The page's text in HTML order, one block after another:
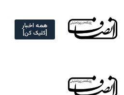
content
همه اخبار
[کلیک کن]